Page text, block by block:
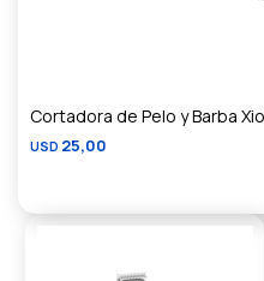
Cortadora de Pelo y Barba
USD 25,00